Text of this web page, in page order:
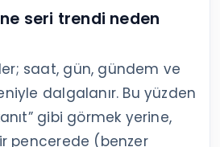
seri trendi neden
saat, gün, gündem ve
dalgalanır. Bu yüzden
gibi görmek yerine,
pencerede (benzer